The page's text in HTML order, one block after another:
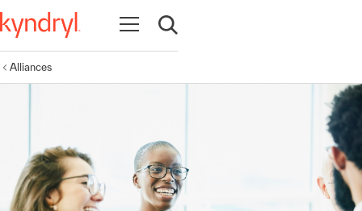
Ouvrir la navigation
Ouvrir la recherche
Alliances